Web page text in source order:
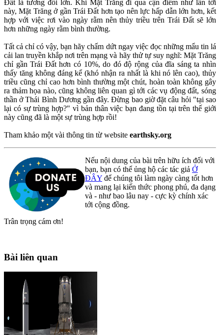
Đất là tương đối lớn. Khi Mặt Trăng đi qua cận điểm như lần tới
này, Mặt Trăng ở gần Trái Đất hơn tạo nên lực hấp dẫn lớn hơn, kết
hợp với việc rơi vào ngày rằm nên thủy triều trên Trái Đất sẽ lớn
hơn những ngày rằm bình thường.
Tất cả chỉ có vậy, bạn hãy chấm dứt ngay việc đọc những mẩu tin lá
cải lan truyền khắp nơi trên mạng và hãy thử tự suy nghĩ: Mặt Trăng
chỉ gần Trái Đất hơn có 10%, do đó độ rộng của đĩa sáng ta nhìn
thấy tăng không đáng kể (khó nhận ra nhất là khi nó lên cao), thủy
triều cũng chỉ cao hơn bình thường một chút, hoàn toàn không gây
ra thảm họa nào, cũng không liên quan gì tới các vụ động đất, sóng
thần ở Thái Bình Dương gần đây. Đừng bao giờ đặt câu hỏi "tại sao
lại có sự trùng hợp?" vì bản thân việc bạn đang tồn tại trên thế giới
này cũng đã là một sự trùng hợp rồi!
Tham khảo một vài thông tin từ website earthsky.org
Nếu nội dung của bài trên hữu ích đối với
bạn, bạn có thể ủng hộ các tác giả Ở
ĐÂY để chúng tôi làm ngày càng tốt hơn
và mang lại kiến thức phong phú, đa dạng
và - như bao lâu nay - cực kỳ chính xác
tới cộng đồng.
Trân trọng cám ơn!
Bài liên quan